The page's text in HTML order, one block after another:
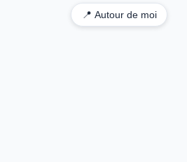
📍 Autour de moi